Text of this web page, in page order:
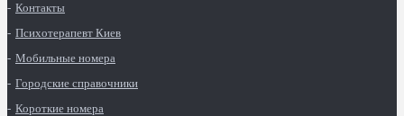
Контакты
Психотерапевт Киев
Мобильные номера
Городские справочники
Короткие номера